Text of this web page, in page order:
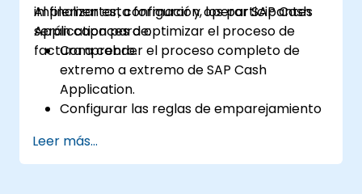
implementar, configurar y operar SAP Cash
Application para optimizar el proceso de
factura a cobro.
Al finalizar esta formación, los participantes
serán capaces de:
Comprender el proceso completo de
extremo a extremo de SAP Cash
Application.
Configurar las reglas de emparejamiento
automatización de pagos.
Integrar SAP Cash Application con los
Leer más...